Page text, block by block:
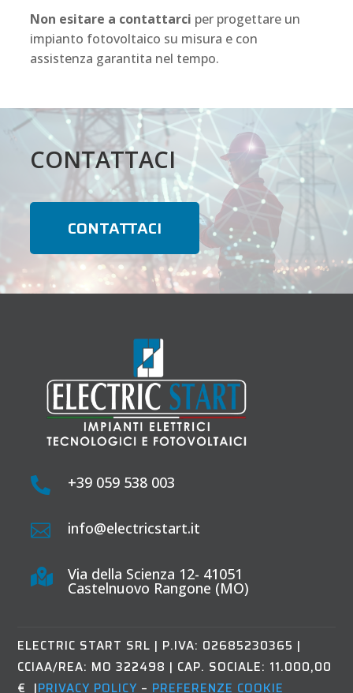
Non esitare a contattarci per progettare un
impianto fotovoltaico su misura e con
assistenza garantita nel tempo.
CONTATTACI
CONTATTACI
 +39 059 538 003
 info@electricstart.it
 Via della Scienza 12- 41051
Castelnuovo Rangone (MO)
ELECTRIC START SRL | P.IVA: 02685230365 |
CCIAA/REA: MO 322498 | CAP. SOCIALE: 11.000,00
€ |PRIVACY POLICY – PREFERENZE COOKIE